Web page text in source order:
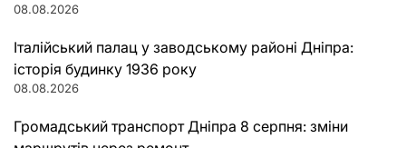
08.08.2026
Італійський палац у заводському районі Дніпра:
історія будинку 1936 року
08.08.2026
Громадський транспорт Дніпра 8 серпня: зміни